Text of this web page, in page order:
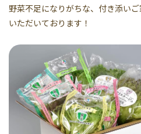
野菜不足になりがちな、付き添い
いただいております！